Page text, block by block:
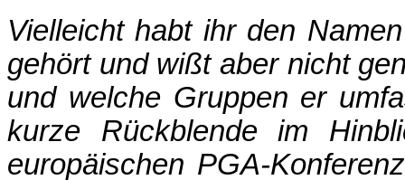
Vielleicht habt ihr den
gehört und wißt aber nicht
und welche Gruppen er
kurze Rückblende im
europäischen PGA-